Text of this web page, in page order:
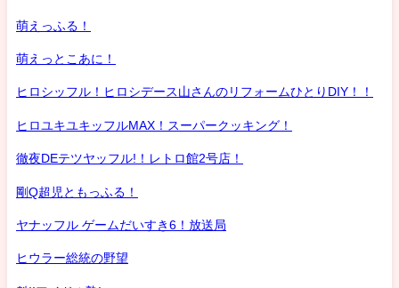
萌えっふる！
萌えっとこあに！
ヒロシッフル！ヒロシデース山さんのリフォームひとりDIY！！
ヒロユキユキッフルMAX！スーパークッキング！
徹夜DEテツヤッフル!！レトロ館2号店！
剛Q超児ともっふる！
ヤナッフル ゲームだいすき6！放送局
ヒウラー総統の野望